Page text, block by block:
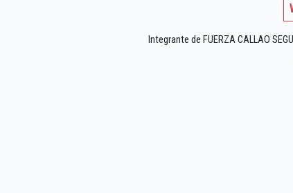
Integrante de FUERZA CALLAO